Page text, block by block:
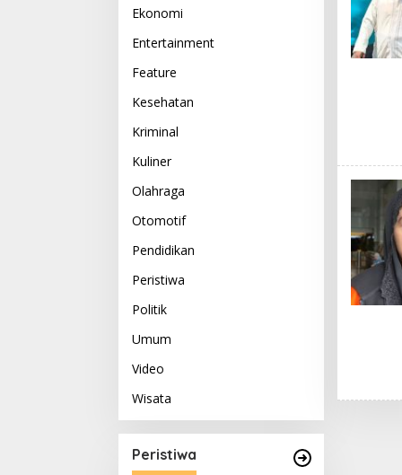
Ekonomi
Entertainment
Feature
Kesehatan
Kriminal
Kuliner
Olahraga
Otomotif
Pendidikan
Peristiwa
Politik
Umum
Video
Wisata
Peristiwa